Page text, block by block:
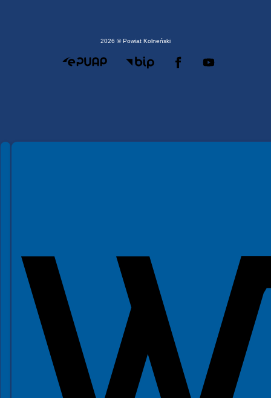
2026 © Powiat Kolneński
Spełniamy standardy WCAG 2.2
Spełniamy standardy W3C